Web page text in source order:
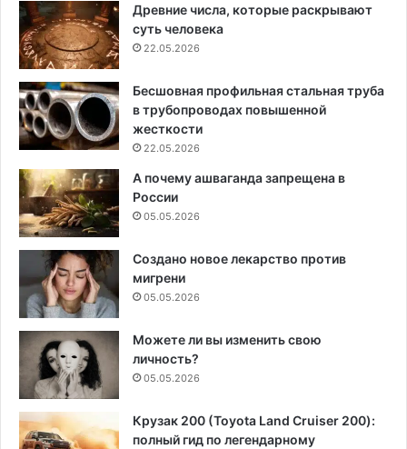
Древние числа, которые раскрывают
суть человека
22.05.2026
Бесшовная профильная стальная труба
в трубопроводах повышенной
жесткости
22.05.2026
А почему ашваганда запрещена в
России
05.05.2026
Создано новое лекарство против
мигрени
05.05.2026
Можете ли вы изменить свою
личность?
05.05.2026
Крузак 200 (Toyota Land Cruiser 200):
полный гид по легендарному